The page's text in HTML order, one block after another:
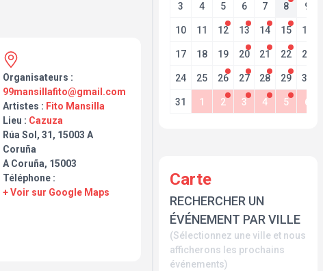
Organisateurs :
99mansillafito@gmail.com
Artistes : Fito Mansilla
Lieu : Cazuza
Rúa Sol, 31, 15003 A
Coruña
A Coruña, 15003
Téléphone :
+ Voir sur Google Maps
3 4 5 6 7 8 9
10 11 12 13 14 15 16
17 18 19 20 21 22 23
24 25 26 27 28 29 30
31 1 2 3 4 5 6
Carte
RECHERCHER UN
ÉVÉNEMENT PAR VILLE
(Sélectionnez une ville et nous
afficherons les prochains
événements)